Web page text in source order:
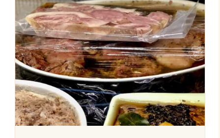
AJOUTER AU PANIER
/
DÉTAILS